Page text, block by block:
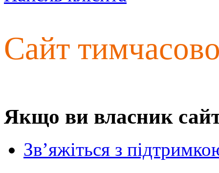
Сайт
Якщо ви власник
Зв’яжіться з